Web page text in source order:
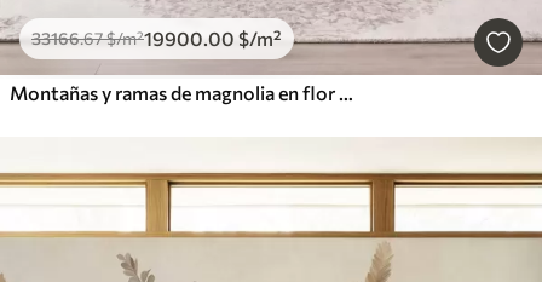
33166.67$/m²19900.00 $/m²
Montañas y ramas de magnolia en flor de color rosa, paisaje con textura